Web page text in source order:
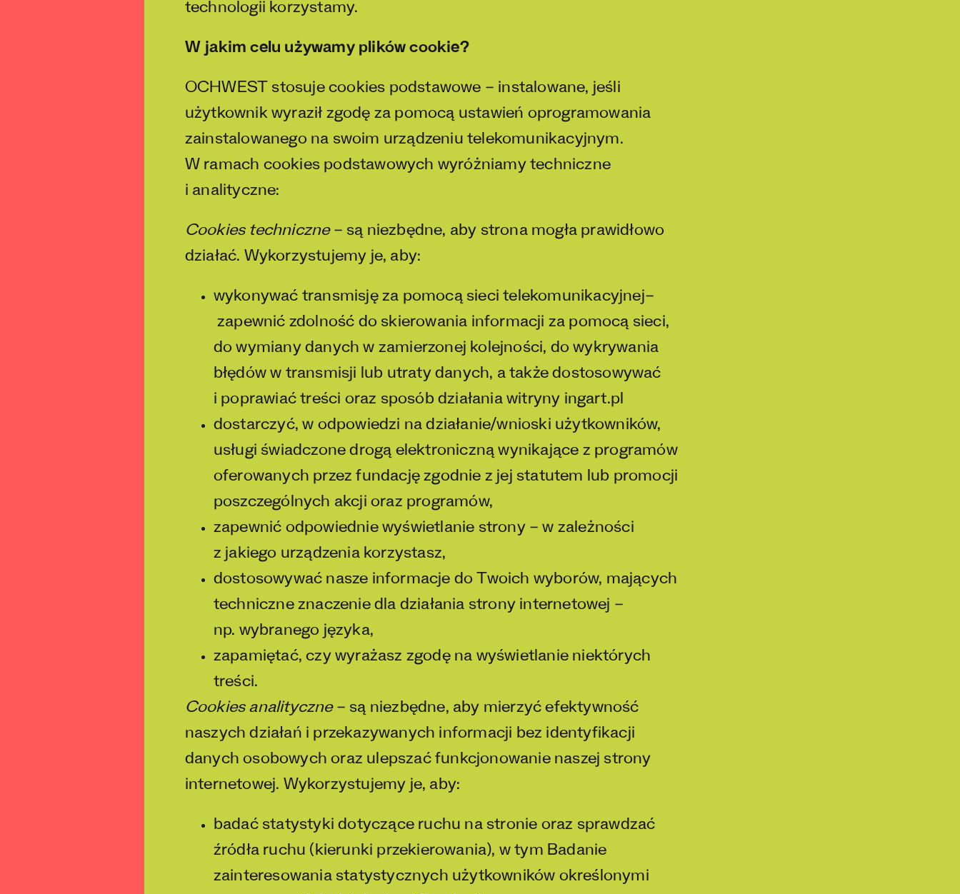
technologii korzystamy.
W jakim celu używamy plików cookie?
OCHWEST stosuje cookies podstawowe – instalowane, jeśli
użytkownik wyraził zgodę za pomocą ustawień oprogramowania
zainstalowanego na swoim urządzeniu telekomunikacyjnym.
W ramach cookies podstawowych wyróżniamy techniczne
i analityczne:
Cookies techniczne– są niezbędne, aby strona mogła prawidłowo
działać. Wykorzystujemy je, aby:
wykonywać transmisję za pomocą sieci telekomunikacyjnej–
zapewnić zdolność do skierowania informacji za pomocą sieci,
do wymiany danych w zamierzonej kolejności, do wykrywania
błędów w transmisji lub utraty danych, a także dostosowywać
i poprawiać treści oraz sposób działania witryny ingart.pl
dostarczyć, w odpowiedzi na działanie/wnioski użytkowników,
usługi świadczone drogą elektroniczną wynikające z programów
oferowanych przez fundację zgodnie z jej statutem lub promocji
poszczególnych akcji oraz programów,
zapewnić odpowiednie wyświetlanie strony – w zależności
z jakiego urządzenia korzystasz,
dostosowywać nasze informacje do Twoich wyborów, mających
techniczne znaczenie dla działania strony internetowej –
np. wybranego języka,
zapamiętać, czy wyrażasz zgodę na wyświetlanie niektórych
treści.
Cookies analityczne– są niezbędne, aby mierzyć efektywność
naszych działań i przekazywanych informacji bez identyfikacji
danych osobowych oraz ulepszać funkcjonowanie naszej strony
internetowej. Wykorzystujemy je, aby:
badać statystyki dotyczące ruchu na stronie oraz sprawdzać
źródła ruchu (kierunki przekierowania), w tym Badanie
zainteresowania statystycznych użytkowników określonymi